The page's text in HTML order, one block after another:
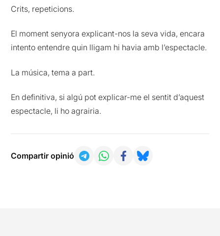
Crits, repeticions.
El moment senyora explicant-nos la seva vida, encara
intento entendre quin lligam hi havia amb l’espectacle.
La música, tema a part.
En definitiva, si algú pot explicar-me el sentit d’aquest
espectacle, li ho agrairia.
Compartir opinió